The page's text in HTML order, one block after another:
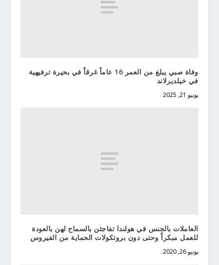
وفاة صبي يبلغ من العمر 16 عاماً غرقاً في بحيرة ترفيهية
في خيلديرلاند
يونيو 21, 2025
العاملات بالجنس في هولندا تفاجئن بالسماح لهن بالعودة
للعمل مبكراً وحتى دون بروتكولات الحماية من الفيروس
يونيو 26, 2020